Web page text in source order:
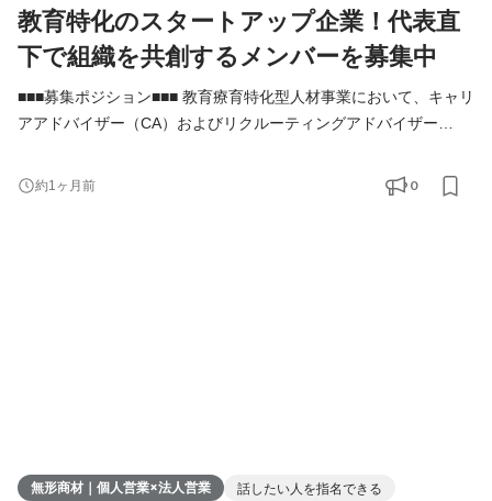
教育特化のスタートアップ企業！代表直
下で組織を共創するメンバーを募集中
■■■募集ポジション■■■ 教育療育特化型人材事業において、キャリ
アアドバイザー（CA）およびリクルーティングアドバイザー
マネジメントをお任せします。 教育領域特化で人材事業を展開し
ている企業はマーケットに多くない一方で、今後のキャリアに悩
約1ヶ月前 0
無形商材｜個人営業×法人営業 話したい人を指名できる